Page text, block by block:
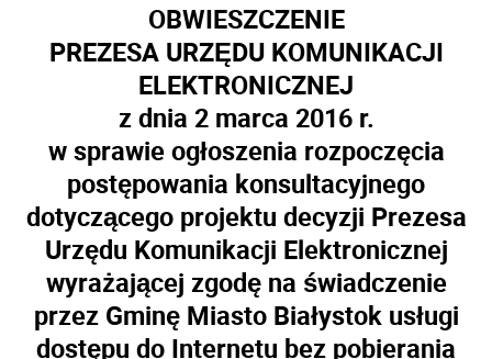
OBWIESZCZENIE
PREZESA URZĘDU KOMUNIKACJI
ELEKTRONICZNEJ
z dnia 2 marca 2016 r.
w sprawie ogłoszenia rozpoczęcia
postępowania konsultacyjnego
dotyczącego projektu decyzji Prezesa
Urzędu Komunikacji Elektronicznej
wyrażającej zgodę na świadczenie
przez Gminę Miasto Białystok usługi
dostępu do Internetu bez pobierania